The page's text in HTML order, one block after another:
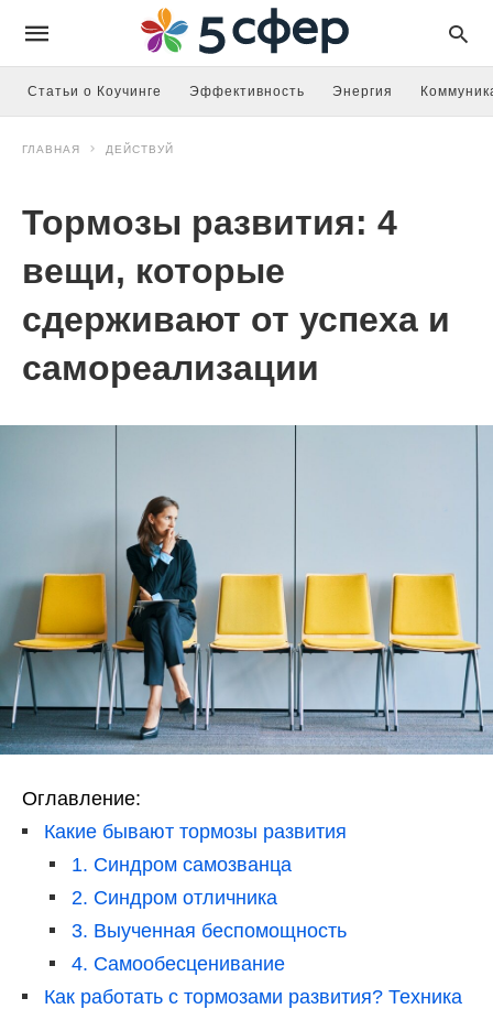
Статьи о Коучинге Эффективность Энергия
ГЛАВНАЯ ДЕЙСТВУЙ
Тормозы развития: 4
вещи, которые
сдерживают от успеха и
самореализации
Оглавление:
Какие бывают тормозы развития
1. Синдром самозванца
2. Синдром отличника
3. Выученная беспомощность
4. Самообесценивание
Как работать с тормозами развития? Техника